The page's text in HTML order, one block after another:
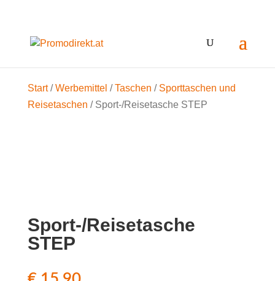
Start/Werbemittel /Taschen / Sporttaschen und
Reisetaschen / Sport-/Reisetasche STEP
Sport-/Reisetasche
STEP